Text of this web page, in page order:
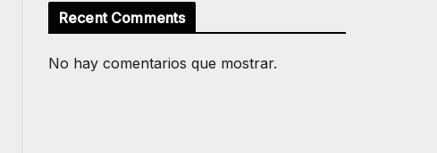
Recent Comments
No hay comentarios que mostrar.